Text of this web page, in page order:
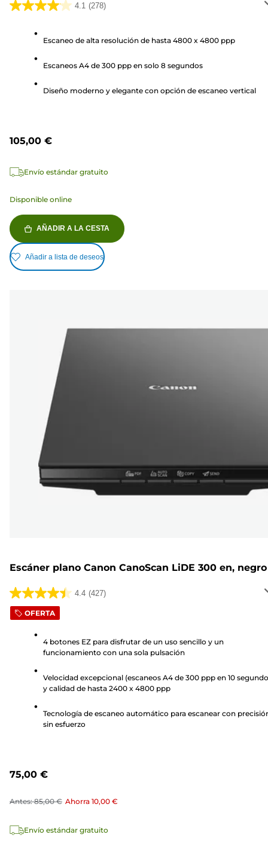
4.1 (278)
4.1
estrellas.
reseñas
Escaneo de alta resolución de hasta 4800 x 4800 ppp
Escaneos A4 de 300 ppp en solo 8 segundos
Diseño moderno y elegante con opción de escaneo vertical
105,00 €
Envío estándar gratuito
Disponible online
AÑADIR A LA CESTA
Añadir a lista de deseos
Escáner plano Canon CanoScan LiDE 300 en, negro
4.4 (427)
4.4
de
estrellas.
reseñas
OFERTA
4 botones EZ para disfrutar de un uso sencillo y un
funcionamiento con una sola pulsación
Velocidad excepcional (escaneos A4 de 300 ppp en 10
y calidad de hasta 2400 x 4800 ppp
Tecnología de escaneo automático para escanear con
sin esfuerzo
75,00 €
Antes:85,00 € Ahorra 10,00 €
Envío estándar gratuito